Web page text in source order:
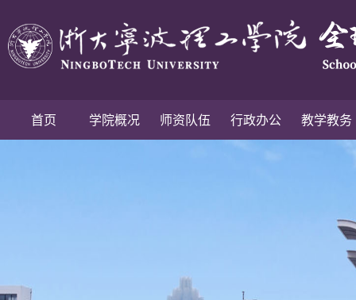
首页 学院概况 师资队伍 行政办公 教学教务